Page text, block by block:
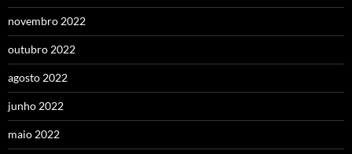
novembro 2022
outubro 2022
agosto 2022
junho 2022
maio 2022